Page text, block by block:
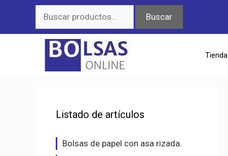
contenido
por:
Buscar
Tienda
Listado de artículos
Bolsas de papel con asa rizada.